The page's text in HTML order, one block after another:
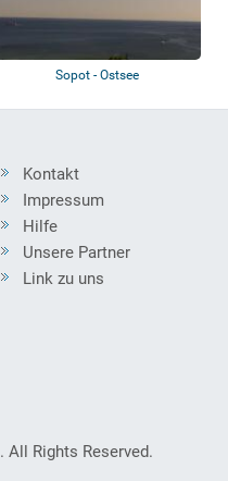
Sopot - Ostsee
Kontakt
Impressum
Hilfe
Unsere Partner
Link zu uns
. All Rights Reserved.